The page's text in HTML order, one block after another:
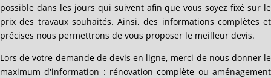
possible dans les jours qui suivent afin que vous soyez fixé sur le
prix des travaux souhaités. Ainsi, des informations complètes et
précises nous permettrons de vous proposer le meilleur devis.
Lors de votre demande de devis en ligne, merci de nous donner le
maximum d'information : rénovation complète ou aménagement